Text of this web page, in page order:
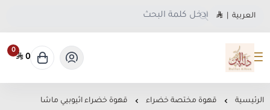
العربية
متجر دلة البن
0
0
الرئيسية قهوة مختصة خضراء قهوة خضراء اثيوبيي ماشا